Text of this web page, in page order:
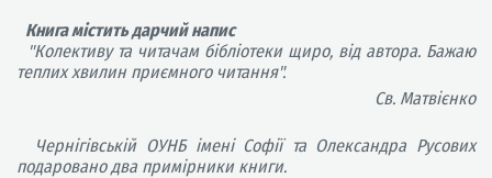
Книга містить дарчий напис
"Колективу та читачам бібліотеки щиро, від автора. Бажаю
теплих хвилин приємного читання".
Св. Матвієнко
Чернігівській ОУНБ імені Софії та Олександра Русових
подаровано два примірники книги.